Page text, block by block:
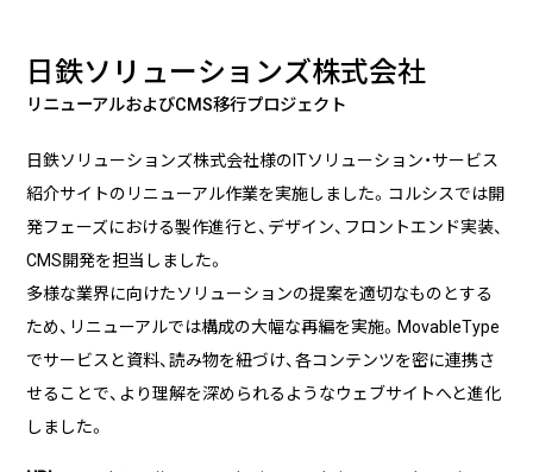
実績・事例
事例紹介
ブログ
Recruit
採用情報
News
お知らせ
Contact
お問い合わせ
PICK UP
日鉄ソリューションズ株式会社
リニューアルおよびCMS移行プロジェクト
日鉄ソリューションズ株式会社様のITソリューション・サービス
紹介サイトのリニューアル作業を実施しました。コルシスでは開
発フェーズにおける製作進行と、デザイン、フロントエンド実装、
CMS開発を担当しました。
多様な業界に向けたソリューションの提案を適切なものとする
ため、リニューアルでは構成の大幅な再編を実施。MovableType
でサービスと資料、読み物を紐づけ、各コンテンツを密に連携さ
せることで、より理解を深められるようなウェブサイトへと進化
しました。